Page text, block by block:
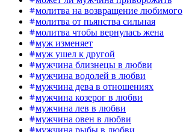
молитва на возвращение любимого
молитва от пьянства сильная
молитва чтобы вернулась жена
муж изменяет
муж ушел к другой
мужчина близнецы в любви
мужчина водолей в любви
мужчина дева в отношениях
мужчина козерог в любви
мужчина лев в любви
мужчина овен в любви
мужчина рыбы в любви